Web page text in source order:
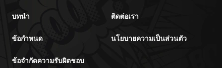
บทนำ ติดต่อเรา
ข้อกำหนด นโยบายความเป็นส่วนตัว
ข้อจำกัดความรับผิดชอบ